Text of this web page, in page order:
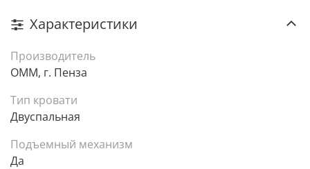
Характеристики
Производитель
ОММ, г. Пенза
Тип кровати
Двуспальная
Подъемный механизм
Да